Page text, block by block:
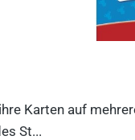
Karten auf
St...